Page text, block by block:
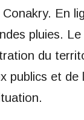
En
pluies.
du
publics et de